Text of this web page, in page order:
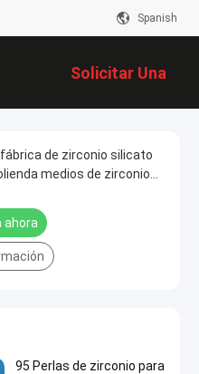
Spanish
Solicitar Una
Cotización
de zirconio silicato
medios de zirconio
ahora
95 Perlas de zirconio para